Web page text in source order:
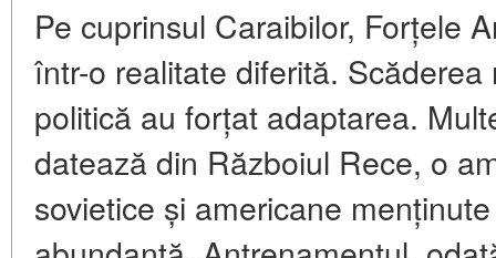
Pe cuprinsul Caraibilor, Forțele
într-o realitate diferită.
politică au forțat adaptarea.
datează din Războiul Rece, o
sovietice și americane